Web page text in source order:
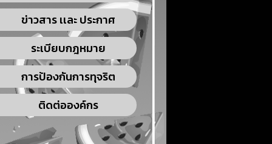
ข่าวสาร เเละ ประกาศ
ระเบียบกฎหมาย
การป้องกันการทุจริต
ติดต่อองค์กร